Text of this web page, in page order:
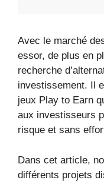
Avec le marché
essor, de plus en
recherche
investissement. Il
jeux Play to Earn
aux investisseurs
risque et sans
Dans cet article,
différents projets